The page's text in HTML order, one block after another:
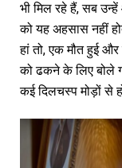
भी मिल रहे हैं, सब
को यह अहसास नहीं
हां तो, एक मौत हुई
को ढकने के लिए बोले
कई दिलचस्प मोड़ों से